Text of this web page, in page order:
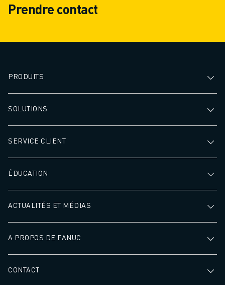
Prendre contact
PRODUITS
SOLUTIONS
SERVICE CLIENT
ÉDUCATION
ACTUALITÉS ET MÉDIAS
A PROPOS DE FANUC
CONTACT